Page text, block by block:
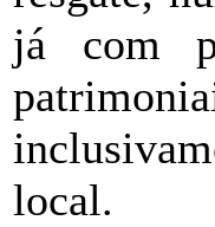
já com
local.